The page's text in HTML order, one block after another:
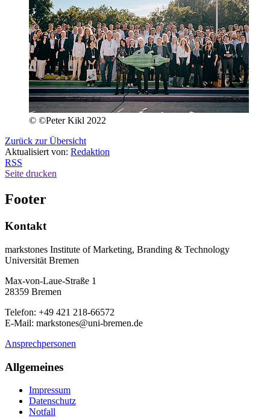
© ©Peter Kikl 2022
Zurück zur Übersicht
Aktualisiert von: Redaktion
RSS
Seite drucken
Footer
Kontakt
markstones Institute of Marketing, Branding & Technology
Universität Bremen
Max-von-Laue-Straße 1
28359 Bremen
Telefon: +49 421 218-66572
E-Mail: markstones@uni-bremen.de
Ansprechpersonen
Allgemeines
Impressum
Datenschutz
Notfall